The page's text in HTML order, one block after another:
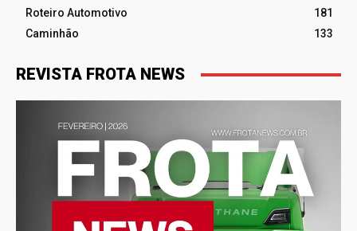
Roteiro Automotivo
181
Caminhão
133
REVISTA FROTA NEWS